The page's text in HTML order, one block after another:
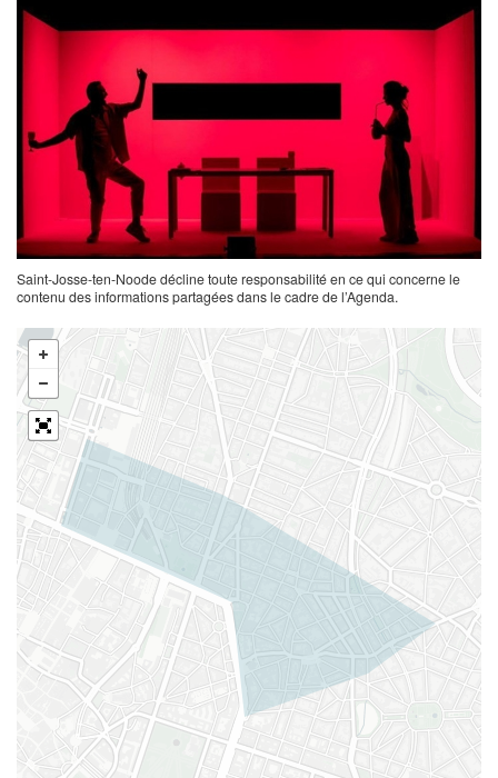
Saint-Josse-ten-Noode décline toute responsabilité en ce qui concerne le
contenu des informations partagées dans le cadre de l’Agenda.